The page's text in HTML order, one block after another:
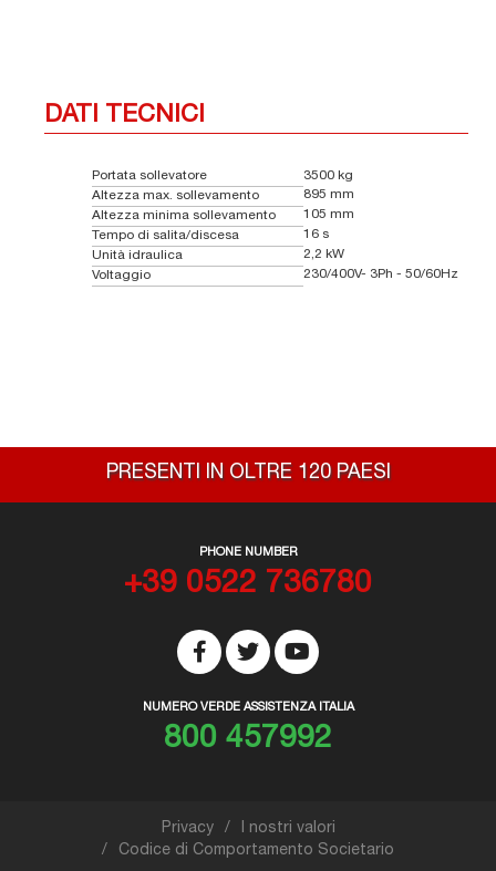
DATI TECNICI
Portata sollevatore
3500 kg
Altezza max. sollevamento
895 mm
Altezza minima sollevamento
105 mm
Tempo di salita/discesa
16 s
Unità idraulica
2,2 kW
Voltaggio
230/400V- 3Ph - 50/60Hz
PRESENTI IN OLTRE 120 PAESI
PHONE NUMBER
+39 0522 736780
NUMERO VERDE ASSISTENZA ITALIA
800 457992
Privacy
I nostri valori
Codice di Comportamento Societario